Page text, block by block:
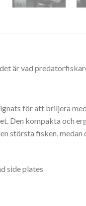
är vad
för att briljera
Den kompakta och
största fisken,
side plates